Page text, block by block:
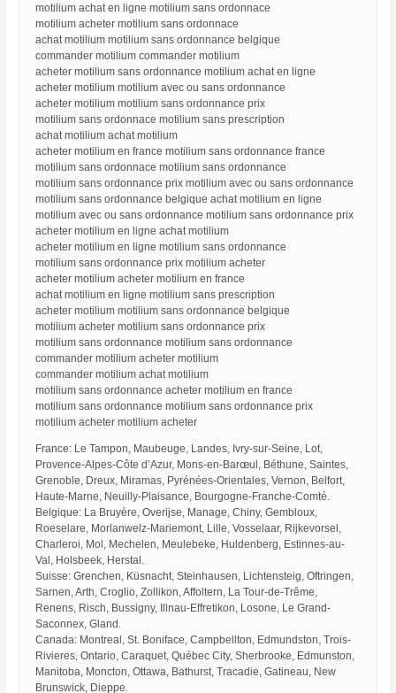
motilium achat en ligne motilium sans ordonnace
motilium acheter motilium sans ordonnace
achat motilium motilium sans ordonnance belgique
commander motilium commander motilium
acheter motilium sans ordonnance motilium achat en ligne
acheter motilium motilium avec ou sans ordonnance
acheter motilium motilium sans ordonnance prix
motilium sans ordonnace motilium sans prescription
achat motilium achat motilium
acheter motilium en france motilium sans ordonnance france
motilium sans ordonnace motilium sans ordonnance
motilium sans ordonnance prix motilium avec ou sans ordonnance
motilium sans ordonnance belgique achat motilium en ligne
motilium avec ou sans ordonnance motilium sans ordonnance prix
acheter motilium en ligne achat motilium
acheter motilium en ligne motilium sans ordonnance
motilium sans ordonnance prix motilium acheter
acheter motilium acheter motilium en france
achat motilium en ligne motilium sans prescription
acheter motilium motilium sans ordonnance belgique
motilium acheter motilium sans ordonnance prix
motilium sans ordonnance motilium sans ordonnance
commander motilium acheter motilium
commander motilium achat motilium
motilium sans ordonnance acheter motilium en france
motilium sans ordonnance motilium sans ordonnance prix
motilium acheter motilium acheter
France: Le Tampon, Maubeuge, Landes, Ivry-sur-Seine, Lot,
Provence-Alpes-Côte d’Azur, Mons-en-Barœul, Béthune, Saintes,
Grenoble, Dreux, Miramas, Pyrénées-Orientales, Vernon, Belfort,
Haute-Marne, Neuilly-Plaisance, Bourgogne-Franche-Comté.
Belgique: La Bruyère, Overijse, Manage, Chiny, Gembloux,
Roeselare, Morlanwelz-Mariemont, Lille, Vosselaar, Rijkevorsel,
Charleroi, Mol, Mechelen, Meulebeke, Huldenberg, Estinnes-au-
Val, Holsbeek, Herstal.
Suisse: Grenchen, Küsnacht, Steinhausen, Lichtensteig, Oftringen,
Sarnen, Arth, Croglio, Zollikon, Affoltern, La Tour-de-Trême,
Renens, Risch, Bussigny, Illnau-Effretikon, Losone, Le Grand-
Saconnex, Gland.
Canada: Montreal, St. Boniface, Campbellton, Edmundston, Trois-
Rivieres, Ontario, Caraquet, Québec City, Sherbrooke, Edmunston,
Manitoba, Moncton, Ottawa, Bathurst, Tracadie, Gatineau, New
Brunswick, Dieppe.